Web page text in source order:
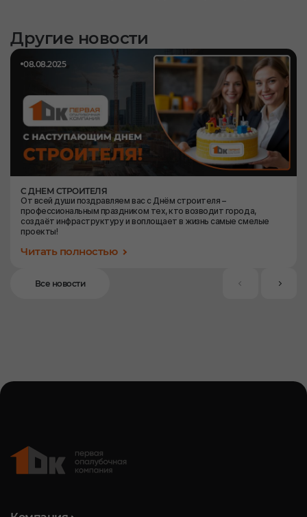
Другие новости
Все новости
С ДНЕМ СТРОИТЕЛЯ
От всей души поздравляем вас с Днём строителя –
профессиональным праздником тех, кто возводит города,
создаёт инфраструктуру и воплощает в жизнь самые смелые
проекты!
Читать полностью
08.08.2025